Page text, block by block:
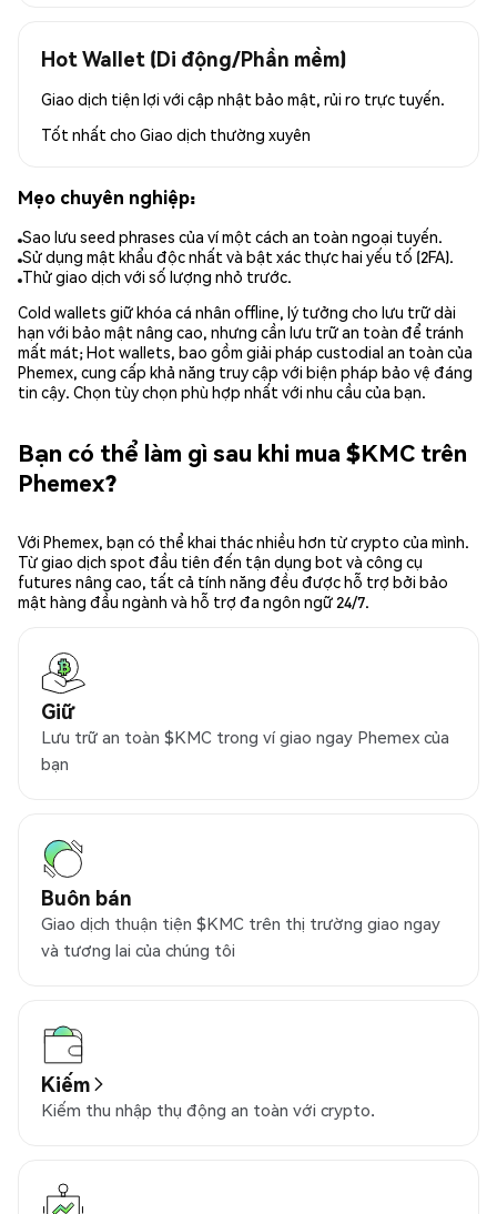
Hot Wallet (Di động/Phần mềm)
Giao dịch tiện lợi với cập nhật bảo mật, rủi ro trực tuyến.
Tốt nhất cho Giao dịch thường xuyên
Mẹo chuyên nghiệp:
Sao lưu seed phrases của ví một cách an toàn ngoại tuyến.
Sử dụng mật khẩu độc nhất và bật xác thực hai yếu tố (2FA).
Thử giao dịch với số lượng nhỏ trước.
Cold wallets giữ khóa cá nhân offline, lý tưởng cho lưu trữ dài
hạn với bảo mật nâng cao, nhưng cần lưu trữ an toàn để tránh
mất mát; Hot wallets, bao gồm giải pháp custodial an toàn của
Phemex, cung cấp khả năng truy cập với biện pháp bảo vệ đáng
tin cậy. Chọn tùy chọn phù hợp nhất với nhu cầu của bạn.
Bạn có thể làm gì sau khi mua $KMC trên
Phemex?
Với Phemex, bạn có thể khai thác nhiều hơn từ crypto của mình.
Từ giao dịch spot đầu tiên đến tận dụng bot và công cụ
futures nâng cao, tất cả tính năng đều được hỗ trợ bởi bảo
mật hàng đầu ngành và hỗ trợ đa ngôn ngữ 24/7.
Giữ
Lưu trữ an toàn $KMC trong ví giao ngay Phemex của
bạn
Buôn bán
Giao dịch thuận tiện $KMC trên thị trường giao ngay
và tương lai của chúng tôi
Kiếm
Kiếm thu nhập thụ động an toàn với crypto.